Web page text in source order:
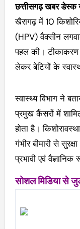
छत्तीसगढ़ खबर
खैरागढ़ में 10
(HPV) वैक्सीन
पहल की। टीकाकरण
लेकर बेटियों के
स्वास्थ्य विभाग ने
प्रमुख कैंसरों में
होता है।
गंभीर बीमारी से
प्रभावी एवं
सोशल मिडिया से